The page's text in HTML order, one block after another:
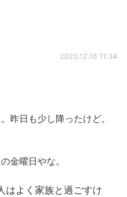
App
2020.12.16 11:34
昨日も少し降ったけど。
金曜日やな。
はよく家族と過ごすけ